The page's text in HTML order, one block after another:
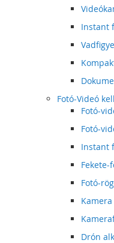
Instant
Fotó-Videó
Fotó-
Fotó-
Instant
Fotó-
Drón